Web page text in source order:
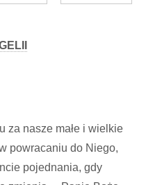
za nasze małe i wielkie
powracaniu do Niego,
pojednania, gdy